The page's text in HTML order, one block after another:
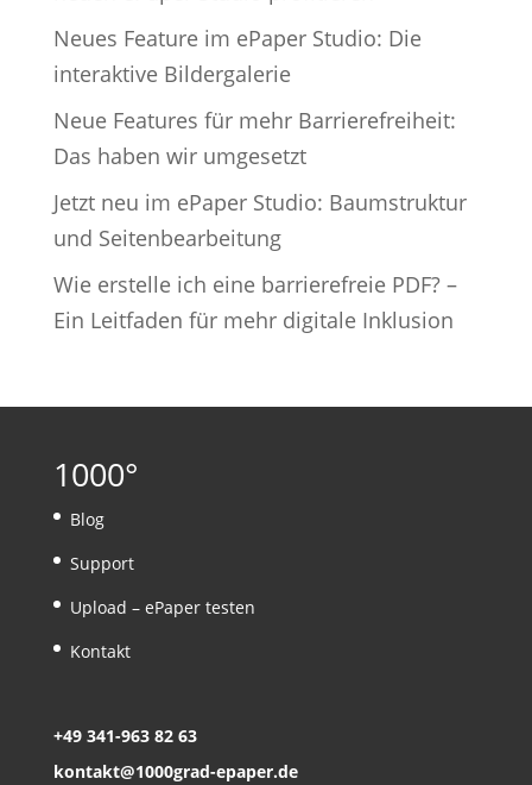
Neues Feature im ePaper Studio: Die
interaktive Bildergalerie
Neue Features für mehr Barrierefreiheit:
Das haben wir umgesetzt
Jetzt neu im ePaper Studio: Baumstruktur
und Seitenbearbeitung
Wie erstelle ich eine barrierefreie PDF? –
Ein Leitfaden für mehr digitale Inklusion
1000°
Blog
Support
Upload – ePaper testen
Kontakt
+49 341-963 82 63
kontakt@1000grad-epaper.de